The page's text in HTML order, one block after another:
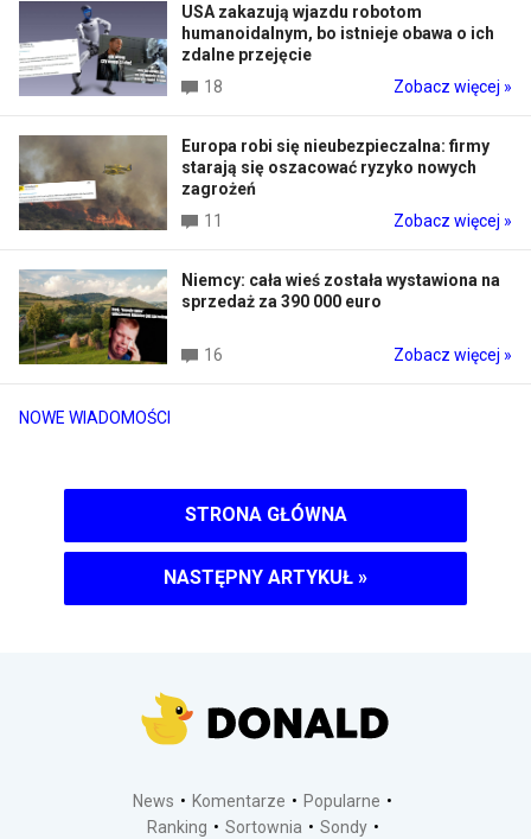
NOWE WIADOMOŚCI
USA zakazują wjazdu robotom
humanoidalnym, bo istnieje obawa o ich
zdalne przejęcie
18
Zobacz więcej »
Europa robi się nieubezpieczalna: firmy
starają się oszacować ryzyko nowych
zagrożeń
11
Zobacz więcej »
Niemcy: cała wieś została wystawiona na
sprzedaż za 390 000 euro
16 Zobacz więcej »
STRONA GŁÓWNA
NASTĘPNY ARTYKUŁ »
News Komentarze
Popularne
Ranking
Sortownia Sondy